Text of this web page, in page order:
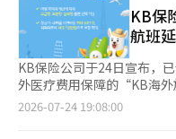
要是通过向大创等专业店
营。由于商品种类繁多且
外部经营者可以获得稳定的
和人流量的大型超市，扩大
门店中入驻了40家，在乐天
买得和乐天超市将目光投向
物价时代吸引消费者的策略
价餐厅。 记者在外食应用中将价格过滤器设置为5000韩元进行搜
索，周边的5家餐厅被显示
与外食应用显示信息一致
元”的告示。在现场遇到的
了解到这家餐厅后，我已经
了实质性帮助，还发现了邻
针对临近保质期或当天制作
韩元，药费一年共计10万
的费用通常在1万到2万韩元
样的价格相当便宜。诊疗
了7%的折扣，药费不到10
街的“脱发专科”医院候诊
发治疗医院表示，进行脱发
有患者分享，甚至在诊疗室
KB保
航班
KB保险公司于24日宣布，
外医疗费用保障的“KB海外旅行保险”。 此
便于客户轻松比较保障水平
2026-07-24 19:08:00